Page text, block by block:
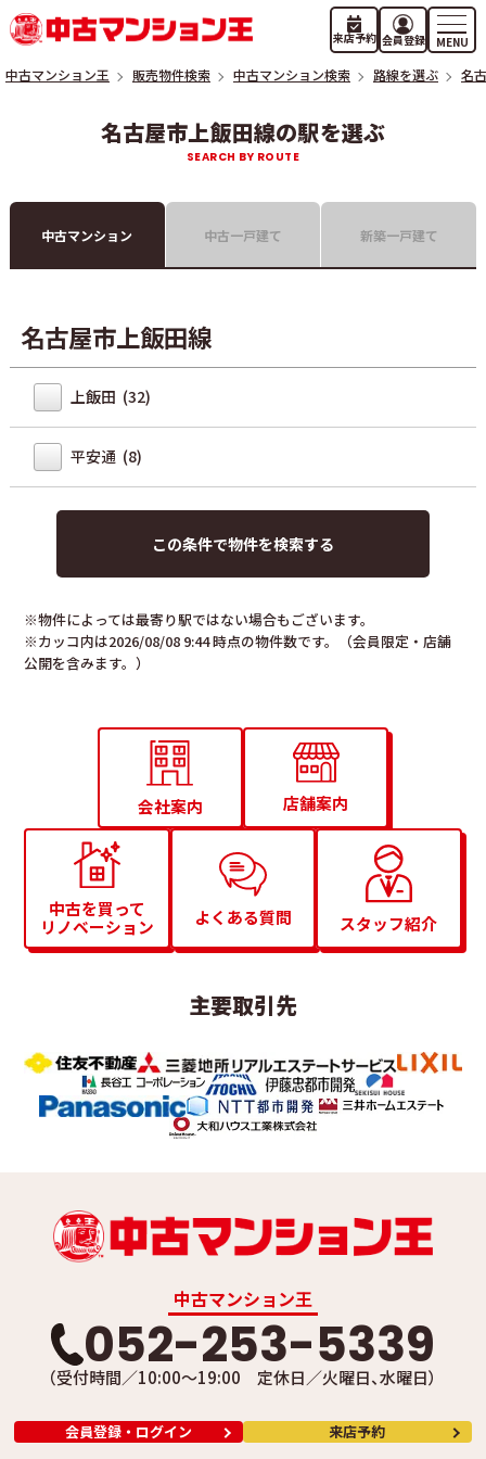
来店予約 会員登録
中古マンション王 販売物件検索 中古マンション検索 路線を選ぶ 名
名古屋市上飯田線の駅を選ぶ
中古マンション 中古一戸建て 新築一戸建て
名古屋市上飯田線
上飯田 (32)
平安通 (8)
※物件によっては最寄り駅ではない場合もございます。
※カッコ内は2026/08/08 9:44 時点の物件数です。（会員限定・店舗
公開を含みます。）
会社案内 店舗案内
中古を買って
リノベーション
よくある質問 スタッフ紹介
主要取引先
中古マンション王
052-253-5339
（受付時間／10:00～19:00 定休日／火曜日、水曜日）
会員登録・ログイン 来店予約